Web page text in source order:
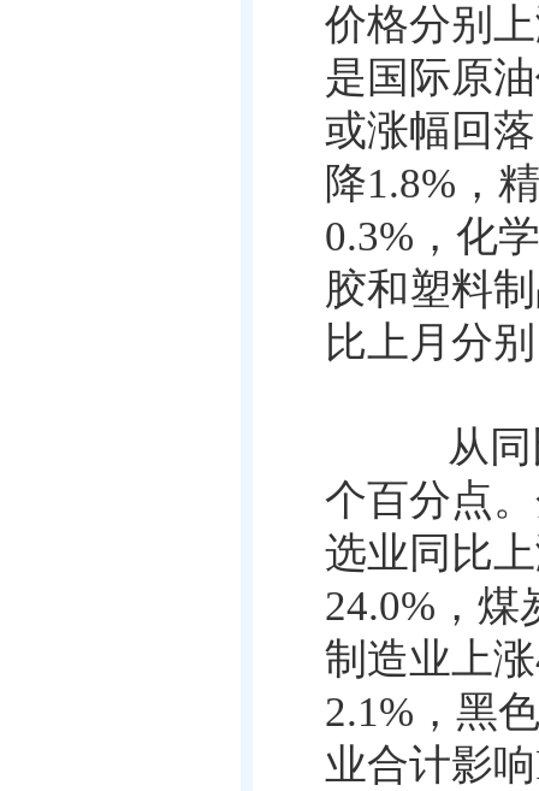
价格分别
是国际原
或涨幅回
降1.8% ，
0.3% ，化
胶和塑料
比上月分
从同
个百分点
选业同比
24.0% ，
制造业上涨
2.1% ，黑
业合计影响